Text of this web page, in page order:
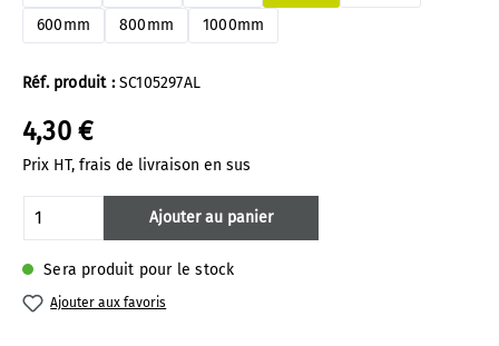
Réf. produit :SC105297AL
4,30 €
Prix HT, frais de livraison en sus
Sera produit pour le stock
600mm
800mm 1000mm
Quantité de produit : Entrez la quantité
Ajouter au panier
Ajouter aux favoris